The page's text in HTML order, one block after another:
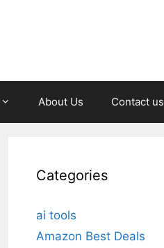
About Us Contact us
Categories
ai tools
Amazon Best Deals